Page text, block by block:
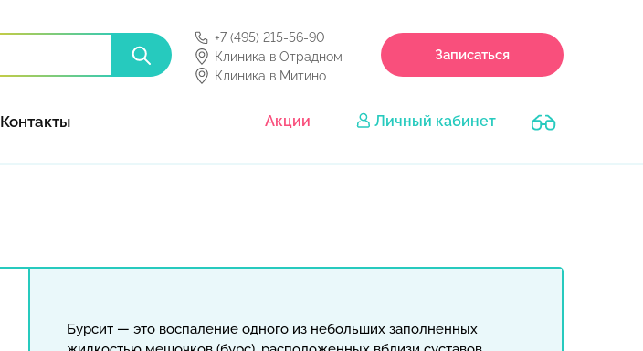
+7 (495) 215-56-90
Клиника в Отрадном
Клиника в Митино
Записаться
Контакты Акции Личный кабинет
Бурсит — это воспаление одного из небольших заполненных